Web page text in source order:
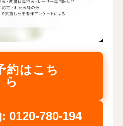
約はこち
ら
0120-780-194